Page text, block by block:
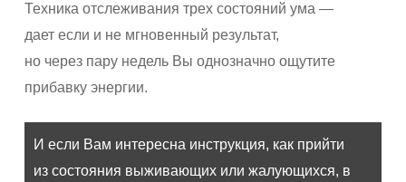
Техника отслеживания трех состояний ума —
дает если и не мгновенный результат,
но через пару недель Вы однозначно ощутите
прибавку энергии.
И если Вам интересна инструкция, как прийти
из состояния выживающих или жалующихся, в